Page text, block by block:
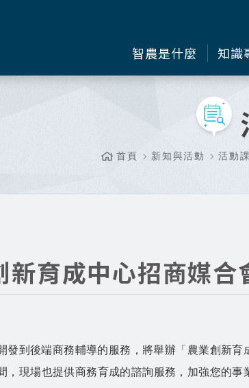
智農是什麼 知識
首頁 新知與活動 活動
育成中心招商媒合
發到後端商務輔導的服務，將舉辦「農業創新
，現場也提供商務育成的諮詢服務，加強您的事